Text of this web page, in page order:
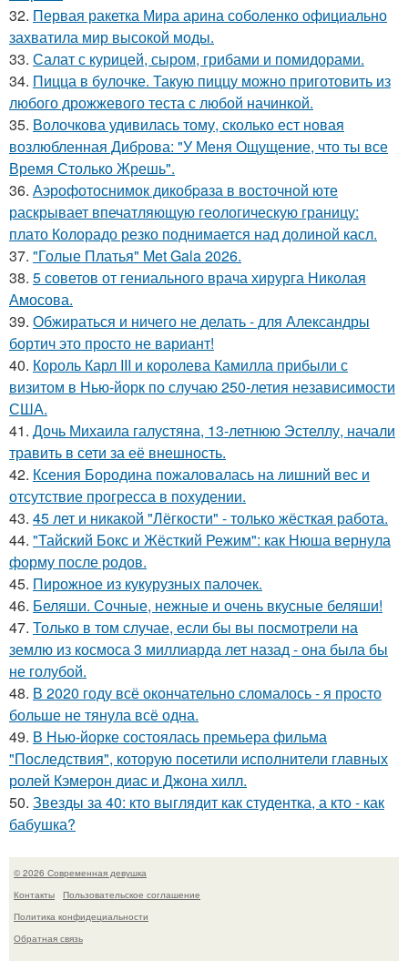
32. Первая ракетка Мира арина соболенко официально
захватила мир высокой моды.
33. Салат с курицей, сыром, грибами и помидорами.
34. Пицца в булочке. Такую пиццу можно приготовить из
любого дрожжевого теста с любой начинкой.
35. Волочкова удивилась тому, сколько ест новая
возлюбленная Диброва: "У Меня Ощущение, что ты все
Время Столько Жрешь".
36. Аэрофотоснимок дикобpaза в восточной юте
раскрывает впечатляющую геологическую границу:
плато Колорадо резко поднимается над долиной касл.
37. "Голые Платья" Met Gala 2026.
38. 5 советов от гениального врача хирурга Николая
Амосова.
39. Обжираться и ничего не делать - для Александры
бортич это просто не вариант!
40. Король Карл III и королева Камилла прибыли с
визитом в Нью-йорк по случаю 250-летия независимости
США.
41. Дочь Михаила галустяна, 13-летнюю Эстеллу, начали
травить в сети за её внешность.
42. Ксения Бородина пожаловалась на лишний вес и
отсутствие прогресса в похудении.
43. 45 лет и никакой "Лёгкости" - только жёсткая работа.
44. "Тайский Бокс и Жёсткий Режим": как Нюша вернула
форму после родов.
45. Пирожное из кукурузных палочек.
46. Беляши. Сочные, нежные и очень вкусные беляши!
47. Только в том случае, если бы вы посмотрели на
землю из космоса 3 миллиарда лет назад - она была бы
не голубой.
48. В 2020 году всё окончательно сломалось - я просто
больше не тянула всё одна.
49. В Нью-йорке состоялась премьера фильма
"Последствия", которую посетили исполнители главных
ролей Кэмерон диас и Джона хилл.
50. Звезды за 40: кто выглядит как студентка, а кто - как
бабушка?
© 2026 Современная девушка
Контакты
Пользовательское соглашение
Политика конфидециальности
Обратная связь